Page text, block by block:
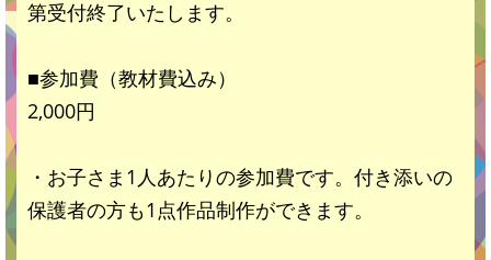
第受付終了いたします。
■参加費（教材費込み）
2,000円
・お子さま1人あたりの参加費です。付き添いの
保護者の方も1点作品制作ができます。